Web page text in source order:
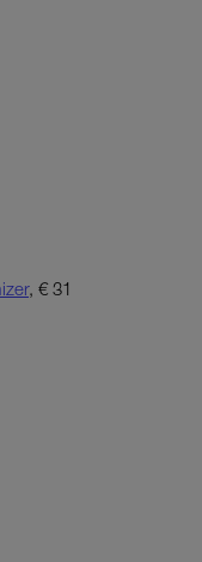
, € 31